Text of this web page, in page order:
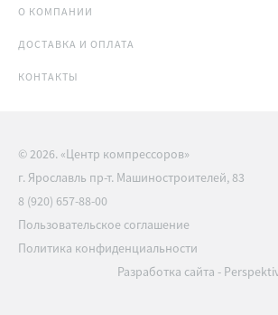
О КОМПАНИИ
ДОСТАВКА И ОПЛАТА
КОНТАКТЫ
© 2026. «Центр компрессоров»
г. Ярославль пр-т. Машиностроителей, 83
8 (920) 657-88-00
Пользовательское соглашение
Политика конфиденциальности
Разработка сайта -